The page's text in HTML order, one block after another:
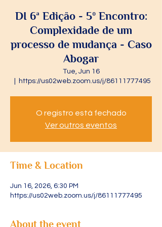
DI 6ª Edição - 5º Encontro:
Complexidade de um
processo de mudança - Caso
Abogar
Tue, Jun 16
https://us02web.zoom.us/j/86111777495
O registro está fechado
Ver outros eventos
Time & Location
Jun 16, 2026, 6:30 PM
https://us02web.zoom.us/j/86111777495